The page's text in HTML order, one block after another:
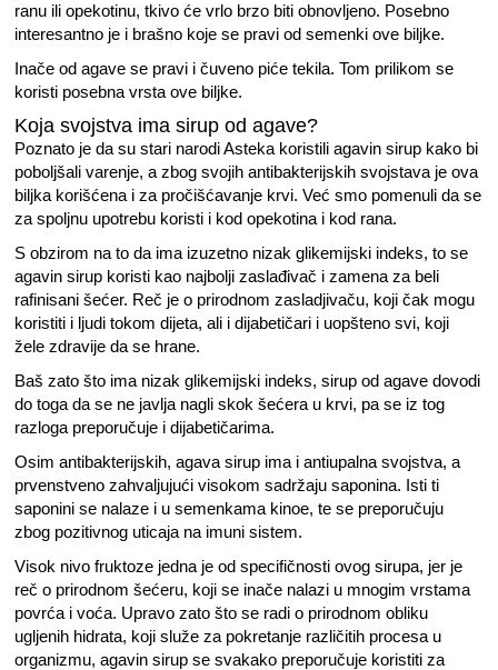
ranu ili opekotinu, tkivo će vrlo brzo biti obnovljeno. Posebno
interesantno je i brašno koje se pravi od semenki ove biljke.
Inače od agave se pravi i čuveno piće tekila. Tom prilikom se
koristi posebna vrsta ove biljke.
Koja svojstva ima sirup od agave?
Poznato je da su stari narodi Asteka koristili agavin sirup kako bi
poboljšali varenje, a zbog svojih antibakterijskih svojstava je ova
biljka korišćena i za pročišćavanje krvi. Već smo pomenuli da se
za spoljnu upotrebu koristi i kod opekotina i kod rana.
S obzirom na to da ima izuzetno nizak glikemijski indeks, to se
agavin sirup koristi kao najbolji zaslađivač i zamena za beli
rafinisani šećer. Reč je o prirodnom zasladjivaču, koji čak mogu
koristiti i ljudi tokom dijeta, ali i dijabetičari i uopšteno svi, koji
žele zdravije da se hrane.
Baš zato što ima nizak glikemijski indeks, sirup od agave dovodi
do toga da se ne javlja nagli skok šećera u krvi, pa se iz tog
razloga preporučuje i dijabetičarima.
Osim antibakterijskih, agava sirup ima i antiupalna svojstva, a
prvenstveno zahvaljujući visokom sadržaju saponina. Isti ti
saponini se nalaze i u semenkama kinoe, te se preporučuju
zbog pozitivnog uticaja na imuni sistem.
Visok nivo fruktoze jedna je od specifičnosti ovog sirupa, jer je
reč o prirodnom šećeru, koji se inače nalazi u mnogim vrstama
povrća i voća. Upravo zato što se radi o prirodnom obliku
ugljenih hidrata, koji služe za pokretanje različitih procesa u
organizmu, agavin sirup se svakako preporučuje koristiti za